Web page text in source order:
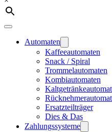
Automaten
Kaffeeautomaten
Snack / Spiral
Trommelautomaten
Kombiautomaten
Ersatzteilträger
Dies & Das
Zahlungssysteme